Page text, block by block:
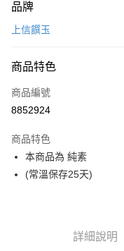
信用卡一次付款
Apple Pay
街口支付
Google Pay
全盈+PAY
【大哥付你分期使用說明】
1.本服務由台灣大哥大提供
AFTEE先享後付
品牌
上信饌玉
商品特色
商品編號
8852924
商品特色
本商品為 純素
(常溫保存25天)
詳細說明